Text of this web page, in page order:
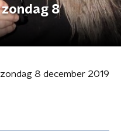
8
8 december 2019